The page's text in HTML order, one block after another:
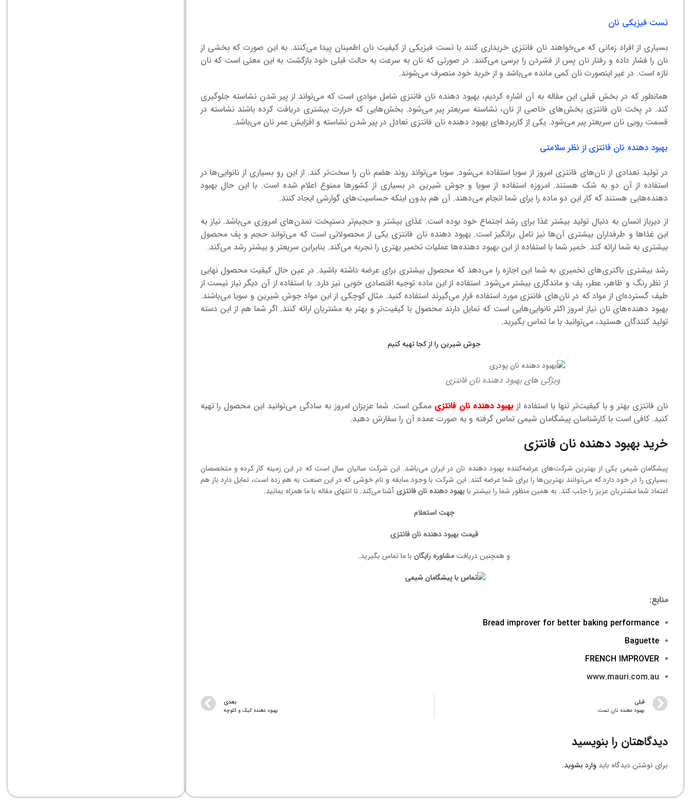
تست فیزیکی نان
بسیاری از افراد زمانی که می‌خواهند نان فانتزی خریداری کنند با تست فیزیکی از کیفیت نان اطمینان پیدا می‌کنند. به این صورت که بخشی از
نان را فشار داده و رفتار نان پس از فشردن را برسی می‌کنند. در صورتی که نان به سرعت به حالت قبلی خود بازگشت به این معنی است که نان
تازه است. در غیر اینصورت نان کمی مانده می‌باشد و از خرید خود منصرف می‌شوند.
همانطور که در بخش قبلی این مقاله به آن اشاره کردیم، بهبود دهنده نان فانتزی شامل موادی است که می‌تواند از پیر شدن نشاسته جلوگیری
کند. در پخت نان فانتزی بخش‌های خاصی از نان، نشاسته سریعتر پیر می‌شود. بخش‌هایی که حرارت بیشتری دریافت کرده باشند نشاسته در
قسمت رویی نان سریعتر پیر می‌شود. یکی از کاربردهای بهبود دهنده نان فانتزی تعادل در پیر شدن نشاسته و افزایش عمر نان می‌باشد.
بهبود دهنده نان فانتزی از نظر سلامتی
در تولید تعدادی از نان‌های فانتزی امروز از سویا استفاده می‌شود. سویا می‌تواند روند هضم نان را سخت‌تر کند. از این رو بسیاری از نانوایی‌ها در
استفاده از آن دو به شک هستند. امروزه استفاده از سویا و جوش شیرین در بسیاری از کشورها ممنوع اعلام شده است. با این حال بهبود
دهنده‌هایی هستند که کار این دو ماده را برای شما انجام می‌دهند. آن هم بدون اینکه حساسیت‌های گوارشی ایجاد کنند.
از دیرباز انسان به دنبال تولید بیشتر غذا برای رشد اجتماع خود بوده است. غذای بیشتر و حجیم‌تر دستپخت تمدن‌های امروزی می‌باشد. نیاز به
این غذاها و طرفداران بیشتری آن‌ها نیز تامل برانگیز است. بهبود دهنده نان فانتزی یکی از محصولاتی است که می‌تواند حجم و پف محصول
بیشتری به شما ارائه کند. خمیر شما با استفاده از این بهبود دهنده‌ها عملیات تخمیر بهتری را تجربه می‌کند. بنابراین سریعتر و بیشتر رشد می‌کند.
رشد بیشتری باکتری‌های تخمیری به شما این اجازه را می‌دهد که محصول بیشتری برای عرضه داشته باشید. در عین حال کیفیت محصول نهایی
از نظر رنگ و ظاهر، عطر، پف و ماندگاری بیشتر می‌شود. استفاده از این ماده توجیه اقتصادی خوبی نیز دارد. با استفاده از آن دیگر نیاز نیست از
طیف گسترده‌‌ای از مواد که در نان‌های فانتزی مورد استفاده قرار می‌گیرند استفاده کنید. مثال کوچکی از این مواد جوش شیرین و سویا می‌باشند.
بهبود دهنده‌های نان نیاز امروز اکثر نانوایی‌هایی است که تمایل دارند محصول با کیفیت‌تر و بهتر به مشتریان ارائه کنند. اگر شما هم از این دسته
تولید کنندگان هستید، می‌توانید با ما تماس بگیرید.
جوش شیرین را از کجا تهیه کنیم
ویژگی های بهبود دهنده نان فانتزی
نان فانتزی بهتر و با کیفیت‌تر تنها با استفاده ازبهبود دهنده نان فانتزی ممکن است. شما عزیزان امروز به سادگی می‌توانید این محصول را تهیه
کنید. کافی است با کارشناسان پیشگامان شیمی تماس گرفته و به صورت عمده آن را سفارش دهید.
خرید بهبود دهنده نان فانتزی
پیشگامان شیمی یکی از بهترین شرکت‌های عرضه‌کننده بهبود دهنده ناندر ایران می‌باشد. این شرکت سالیان سال است که در این زمینه کار کرده و متخصصان
بسیاری را در خود دارد که می‌توانند بهترین‌ها را برای شما عرضه کنند. این شرکت با وجود سابقه و نام خوشی که در این صنعت به هم زده است، تمایل دارد باز هم
اعتماد شما مشتریان عزیز را جلب کند. به همین منظور شما را بیشتر بابهبود دهنده نان فانتزیآشنا می‌کند. تا انتهای مقاله با ما همراه بمانید.
جهت استعلام
قیمت بهبود دهنده نان فانتزی
و همچنین دریافتمشاوره رایگان با ما تماس بگیرید.
منابع:
Bread improver for better baking performance
Baguette
FRENCH IMPROVER
www.mauri.com.au
قبلی
بهبود دهنده نان تست
بعدی
بهبود دهنده کیک و کلوچه
دیدگاهتان را بنویسید
برای نوشتن دیدگاه باید وارد بشوید.